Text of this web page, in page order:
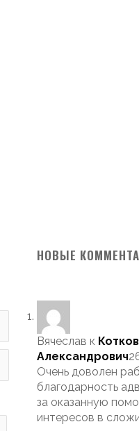
НОВЫЕ
Вячеслав к
Александрович
Очень доволен
благодарность
за оказанную
интересов в